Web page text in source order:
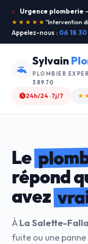
Urgence plomberie
★★★★★"Je
Appelez-nous : 06 18 30
Sylvain
PLOMBIER
38970
24h/24 · 7j/7
Le
répond
avez
ÀLa Salette-
fuite ou une